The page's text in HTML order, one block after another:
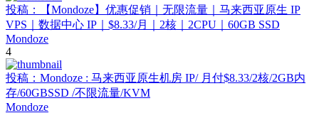
投稿：【Mondoze】优惠促销｜无限流量｜马来西亚原生 IP
VPS｜数据中心 IP｜$8.33/月｜2核｜2CPU｜60GB SSD
Mondoze
4
投稿：Mondoze : 马来西亚原生机房 IP/ 月付$8.33/2核/2GB内
存/60GBSSD /不限流量/KVM
Mondoze